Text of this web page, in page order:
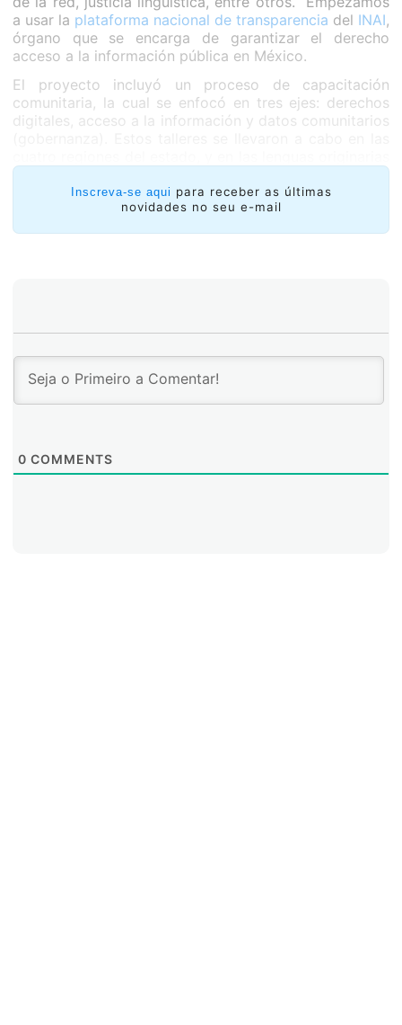
a usar la plataforma nacional de transparencia del INAI,
órgano que se encarga de garantizar el derecho
acceso a la información pública en México.
El proyecto incluyó un proceso de capacitación
comunitaria, la cual se enfocó en tres ejes: derechos
digitales, acceso a la información y datos comunitarios
de estas comunidades. Fueron talleres tanto de
capacitación técnica en el uso de las plataformas y de
derechos digitales, como también foros de discusión
para recoger las inquietudes e ideas de las
Inscreva-se aqui para receber as últimas
novidades no seu e-mail
0 COMMENTS